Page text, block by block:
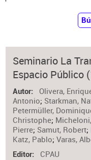
Seminario La
Espacio Público
Autor Olivera,
Antonio; Starkman,
Petermüller,
Christophe;
Pierre; Samut, Robert;
Katz, Pablo;Varas,
Editor CPAU